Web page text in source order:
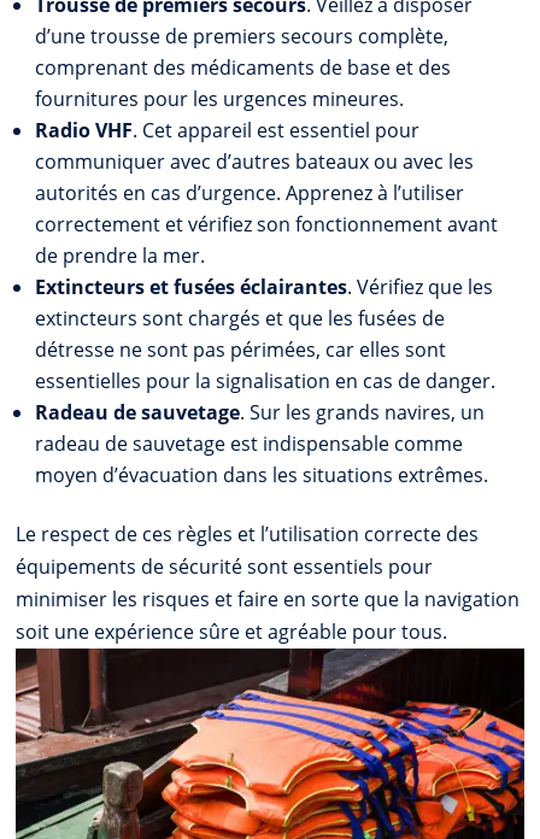
d’une trousse de premiers secours complète,
comprenant des médicaments de base et des
fournitures pour les urgences mineures.
Radio VHF. Cet appareil est essentiel pour
communiquer avec d’autres bateaux ou avec les
autorités en cas d’urgence. Apprenez à l’utiliser
correctement et vérifiez son fonctionnement avant
de prendre la mer.
Extincteurs et fusées éclairantes. Vérifiez que les
extincteurs sont chargés et que les fusées de
détresse ne sont pas périmées, car elles sont
essentielles pour la signalisation en cas de danger.
Radeau de sauvetage. Sur les grands navires, un
radeau de sauvetage est indispensable comme
moyen d’évacuation dans les situations extrêmes.
Le respect de ces règles et l’utilisation correcte des
équipements de sécurité sont essentiels pour
minimiser les risques et faire en sorte que la navigation
soit une expérience sûre et agréable pour tous.